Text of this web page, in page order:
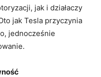
jak i działaczy
jak Tesla przyczynia
jednocześnie